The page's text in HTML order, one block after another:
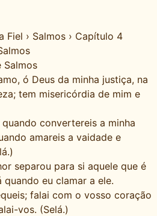
Fiel › Salmos › Capítulo 4
Salmos
ó Deus da minha justiça, na
tem misericórdia de mim e
convertereis a minha
amareis a vaidade e
separou para si aquele que é
eu clamar a ele.
falai com o vosso coração
vos. (Selá.)